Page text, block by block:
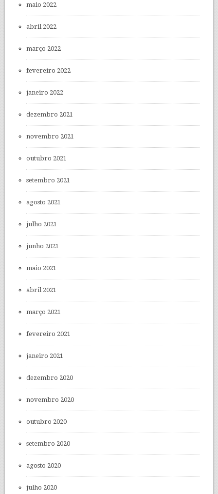
maio 2022
abril 2022
março 2022
fevereiro 2022
janeiro 2022
dezembro 2021
novembro 2021
outubro 2021
setembro 2021
agosto 2021
julho 2021
junho 2021
maio 2021
abril 2021
março 2021
fevereiro 2021
janeiro 2021
dezembro 2020
novembro 2020
outubro 2020
setembro 2020
agosto 2020
julho 2020